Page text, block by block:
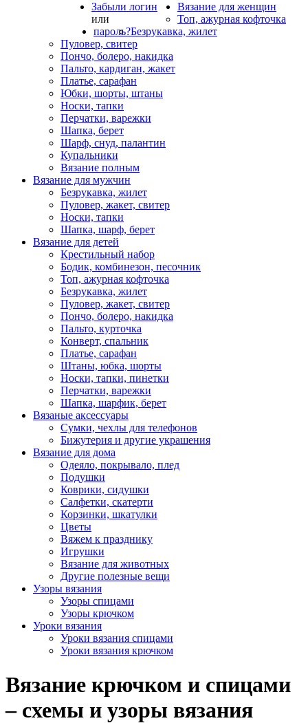
Забыли логин
или
пароль?
Вязание для женщин
Топ, ажурная кофточка
Безрукавка, жилет
Пуловер, свитер
Пончо, болеро, накидка
Пальто, кардиган, жакет
Платье, сарафан
Юбки, шорты, штаны
Носки, тапки
Перчатки, варежки
Шапка, берет
Шарф, снуд, палантин
Купальники
Вязание полным
Вязание для мужчин
Безрукавка, жилет
Пуловер, жакет, свитер
Носки, тапки
Шапка, шарф, берет
Вязание для детей
Крестильный набор
Бодик, комбинезон, песочник
Топ, ажурная кофточка
Безрукавка, жилет
Пуловер, жакет, свитер
Пончо, болеро, накидка
Пальто, курточка
Конверт, спальник
Платье, сарафан
Штаны, юбка, шорты
Носки, тапки, пинетки
Перчатки, варежки
Шапка, шарфик, берет
Вязаные аксессуары
Сумки, чехлы для телефонов
Бижутерия и другие украшения
Вязание для дома
Одеяло, покрывало, плед
Подушки
Коврики, сидушки
Салфетки, скатерти
Корзинки, шкатулки
Цветы
Вяжем к празднику
Игрушки
Вязание для животных
Другие полезные вещи
Узоры вязания
Узоры спицами
Узоры крючком
Уроки вязания
Уроки вязания спицами
Уроки вязания крючком
Вязание крючком и спицами
– схемы и узоры вязания